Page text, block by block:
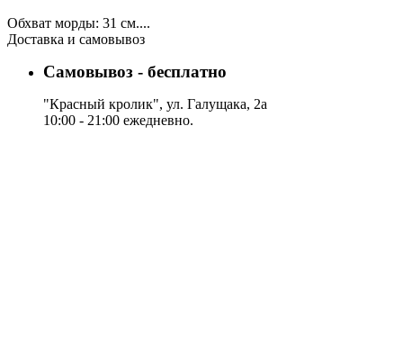
Обхват морды: 31 см....
Доставка и самовывоз
Самовывоз - бесплатно
"Красный кролик", ул. Галущака, 2а
10:00 - 21:00 ежедневно.